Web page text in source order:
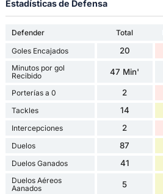
Estadísticas de Defensa
Defender Total
Goles Encajados
20
Minutos por gol
Recibido
47 Min'
Porterías a 0 2
Tackles 14
Intercepciones 2
Duelos 87
Duelos Ganados 41
Duelos Aéreos
Aanados
5